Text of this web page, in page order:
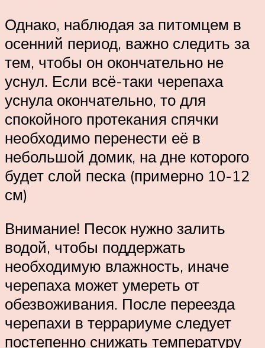
Однако, наблюдая за питомцем в
осенний период, важно следить за
тем, чтобы он окончательно не
уснул. Если всё-таки черепаха
уснула окончательно, то для
спокойного протекания спячки
необходимо перенести её в
небольшой домик, на дне которого
будет слой песка (примерно 10-12
см)
Внимание! Песок нужно залить
водой, чтобы поддержать
необходимую влажность, иначе
черепаха может умереть от
обезвоживания. После переезда
черепахи в террариуме следует
постепенно снижать температуру